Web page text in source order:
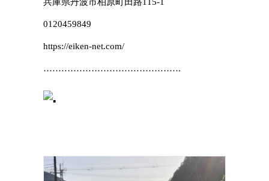
0120459849
https://eiken-net.com/
……………………………………….